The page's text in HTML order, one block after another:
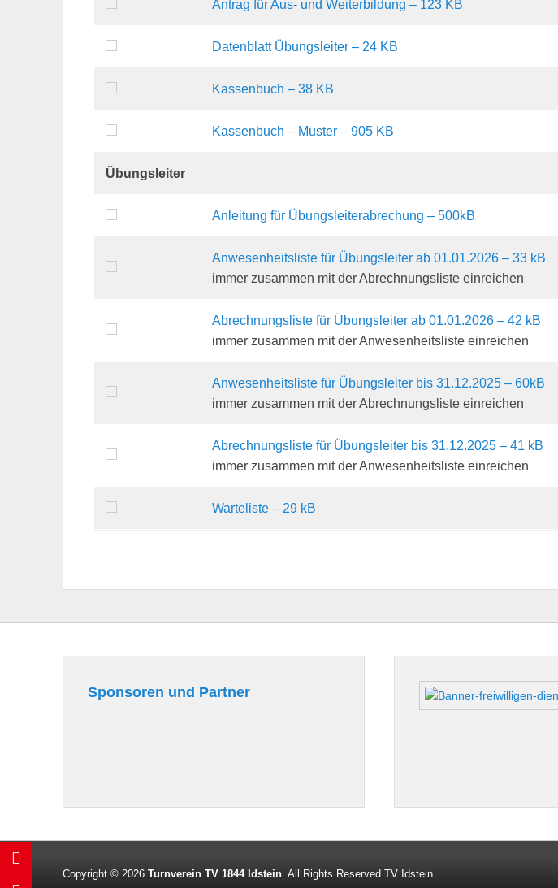
Antrag für Aus- und Weiterbildung – 123 KB
Datenblatt Übungsleiter – 24 KB
Kassenbuch – 38 KB
Kassenbuch – Muster – 905 KB
Übungsleiter
Anleitung für Übungsleiterabrechung – 500kB
Anwesenheitsliste für Übungsleiter ab 01.01.2026 – 33 kB
immer zusammen mit der Abrechnungsliste einreichen
Abrechnungsliste für Übungsleiter ab 01.01.2026 – 42 kB
immer zusammen mit der Anwesenheitsliste einreichen
Anwesenheitsliste für Übungsleiter bis 31.12.2025 – 60kB
immer zusammen mit der Abrechnungsliste einreichen
Abrechnungsliste für Übungsleiter bis 31.12.2025 – 41 kB
immer zusammen mit der Anwesenheitsliste einreichen
Warteliste – 29 kB
Sponsoren und Partner
Seitenfuß-
Menü
Copyright © 2026 Turnverein TV 1844 Idstein. All Rights Reserved TV Idstein